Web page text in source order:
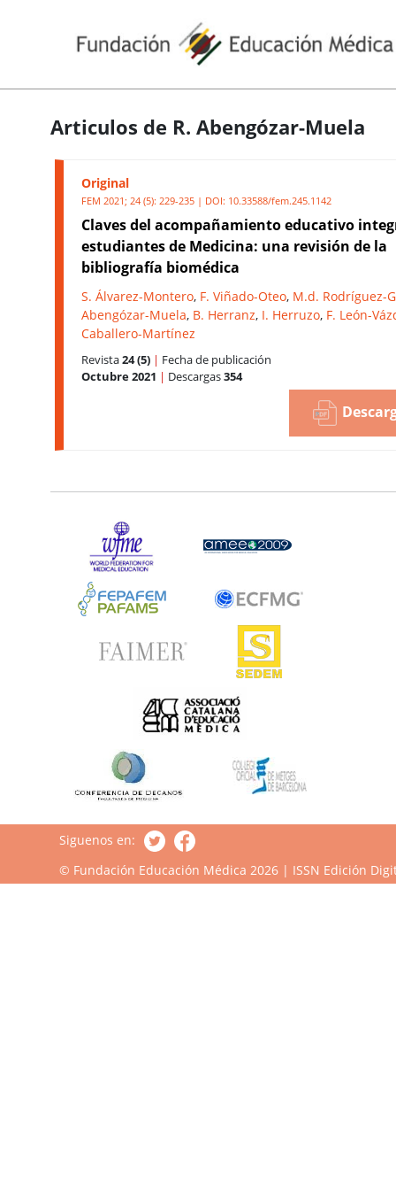
Articulos de R. Abengózar-Muela
Original
FEM 2021; 24 (5): 229-235 | DOI: 10.33588/fem.245.1142
Claves del acompañamiento educativo
estudiantes de Medicina: una revisión de la
bibliografía biomédica
S. Álvarez-Montero, F. Viñado-Oteo, M.d. Rodríguez-
Abengózar-Muela, B. Herranz, I. Herruzo, F. León-
Caballero-Martínez
Revista24 (5) | Fecha de publicación
Octubre 2021 | Descargas354
Siguenos en:
© Fundación Educación Médica 2026 | ISSN Edición